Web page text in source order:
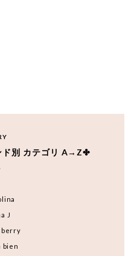
別 カテゴリ A→Z✤
J
bien